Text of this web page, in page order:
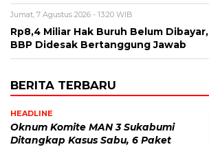
Jumat, 7 Agustus 2026 - 13:20 WIB
Rp8,4 Miliar Hak Buruh Belum
BBP Didesak Bertanggung Jawab
BERITA TERBARU
HEADLINE
Oknum Komite MAN 3 Sukabumi
Ditangkap Kasus Sabu, 6 Paket